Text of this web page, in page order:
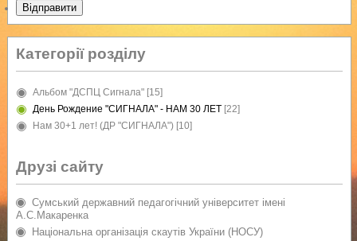
Відправити
Категорії розділу
Альбом "ДСПЦ Сигнала" [15]
День Рождение "СИГНАЛА" - НАМ 30 ЛЕТ [22]
Нам 30+1 лет! (ДР "СИГНАЛА") [10]
Друзі сайту
Сумський державний педагогічний університет імені
А.С.Макаренка
Національна організація скаутів України (НОСУ)